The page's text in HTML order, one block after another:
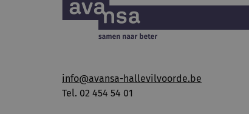
info@avansa-hallevilvoorde.be
Tel. 02 454 54 01